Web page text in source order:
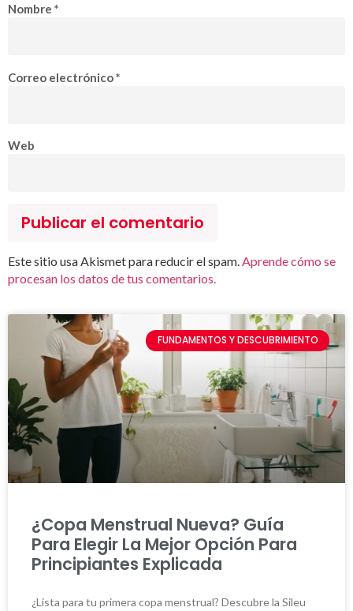
Nombre *
Correo electrónico*
Web
Este sitio usa Akismet para reducir el spam.Aprende cómo se
procesan los datos de tus comentarios.
FUNDAMENTOS Y DESCUBRIMIENTO
¿Copa Menstrual Nueva? Guía
Para Elegir La Mejor Opción Para
Principiantes Explicada
¿Lista para tu primera copa menstrual? Descubre la Sileu